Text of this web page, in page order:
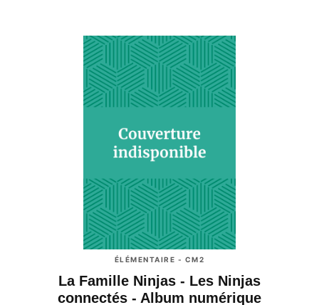
ÉLÉMENTAIRE - CM2
La Famille Ninjas - Les Ninjas
connectés - Album numérique